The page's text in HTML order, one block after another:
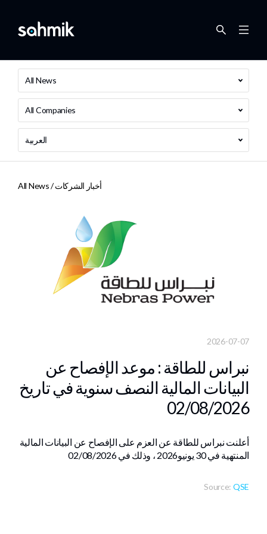
All News
All Companies
العربية
All News /أخبار الشركات
2026-07-07
نبراس للطاقة : موعد الإفصاح عن
البيانات المالية النصف سنوية في تاريخ
02/08/2026
أعلنت نبراس للطاقة عن العزم على الإفصاح عن البيانات المالية
المنتهية في ‏30 يونيو‎ 2026، وذلك في 02/08/2026
Source: QSE